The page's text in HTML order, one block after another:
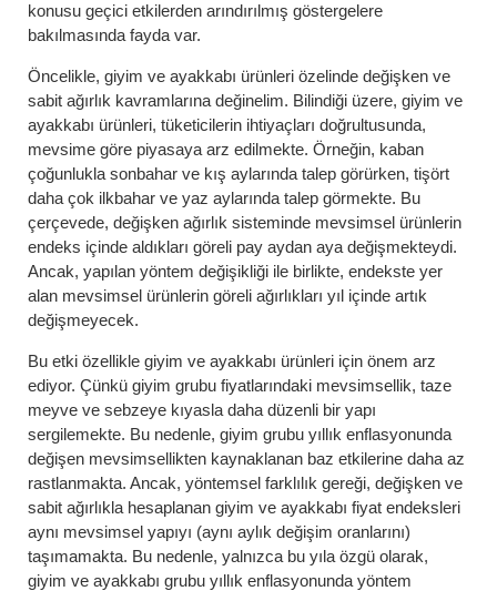
konusu geçici etkilerden arındırılmış göstergelere
bakılmasında fayda var.
Öncelikle, giyim ve ayakkabı ürünleri özelinde değişken ve
sabit ağırlık kavramlarına değinelim. Bilindiği üzere, giyim ve
ayakkabı ürünleri, tüketicilerin ihtiyaçları doğrultusunda,
mevsime göre piyasaya arz edilmekte. Örneğin, kaban
çoğunlukla sonbahar ve kış aylarında talep görürken, tişört
daha çok ilkbahar ve yaz aylarında talep görmekte. Bu
çerçevede, değişken ağırlık sisteminde mevsimsel ürünlerin
endeks içinde aldıkları göreli pay aydan aya değişmekteydi.
Ancak, yapılan yöntem değişikliği ile birlikte, endekste yer
alan mevsimsel ürünlerin göreli ağırlıkları yıl içinde artık
değişmeyecek.
Bu etki özellikle giyim ve ayakkabı ürünleri için önem arz
ediyor. Çünkü giyim grubu fiyatlarındaki mevsimsellik, taze
meyve ve sebzeye kıyasla daha düzenli bir yapı
sergilemekte. Bu nedenle, giyim grubu yıllık enflasyonunda
değişen mevsimsellikten kaynaklanan baz etkilerine daha az
rastlanmakta. Ancak, yöntemsel farklılık gereği, değişken ve
sabit ağırlıkla hesaplanan giyim ve ayakkabı fiyat endeksleri
aynı mevsimsel yapıyı (aynı aylık değişim oranlarını)
taşımamakta. Bu nedenle, yalnızca bu yıla özgü olarak,
giyim ve ayakkabı grubu yıllık enflasyonunda yöntem